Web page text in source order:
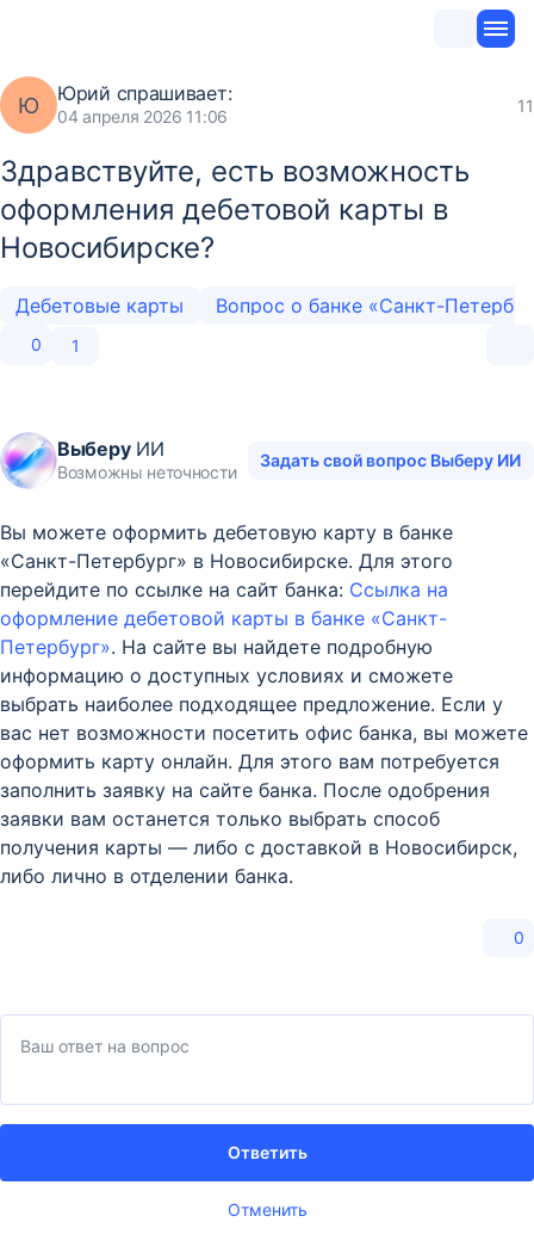
Ю Юрий спрашивает:
04 апреля 2026 11:06
11
Здравствуйте, есть возможность
оформления дебетовой карты в
Новосибирске?
Дебетовые карты Вопрос о банке «Санкт-
0 1
ВыберуИИ
Возможны неточности
Задать свой вопрос Выберу ИИ
Вы можете оформить дебетовую карту в банке
«Санкт-Петербург» в Новосибирске. Для этого
перейдите по ссылке на сайт банка: Ссылка на
оформление дебетовой карты в банке «Санкт-
Петербург». На сайте вы найдете подробную
информацию о доступных условиях и сможете
выбрать наиболее подходящее предложение. Если у
вас нет возможности посетить офис банка, вы можете
оформить карту онлайн. Для этого вам потребуется
заполнить заявку на сайте банка. После одобрения
заявки вам останется только выбрать способ
получения карты — либо с доставкой в Новосибирск,
либо лично в отделении банка.
0
Отменить
Ответить